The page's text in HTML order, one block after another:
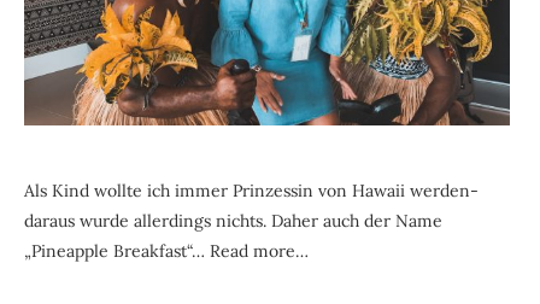
Als Kind wollte ich immer Prinzessin von Hawaii werden-
daraus wurde allerdings nichts. Daher auch der Name
„Pineapple Breakfast“… Read more…